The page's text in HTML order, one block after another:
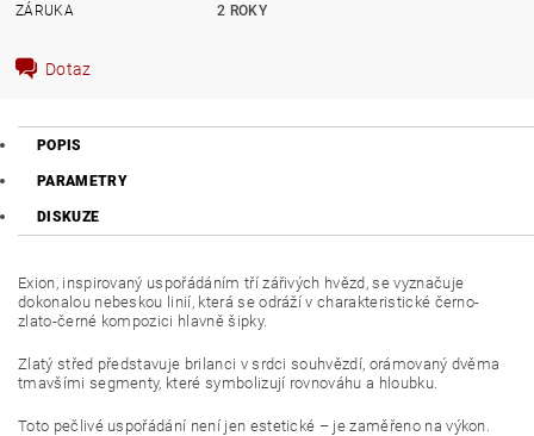
ZÁRUKA
2 ROKY
Dotaz
POPIS
PARAMETRY
DISKUZE
Exion, inspirovaný uspořádáním tří zářivých hvězd, se vyznačuje
dokonalou nebeskou linií, která se odráží v charakteristické černo-
zlato-černé kompozici hlavně šipky.
Zlatý střed představuje brilanci v srdci souhvězdí, orámovaný dvěma
tmavšími segmenty, které symbolizují rovnováhu a hloubku.
Toto pečlivé uspořádání není jen estetické – je zaměřeno na výkon.